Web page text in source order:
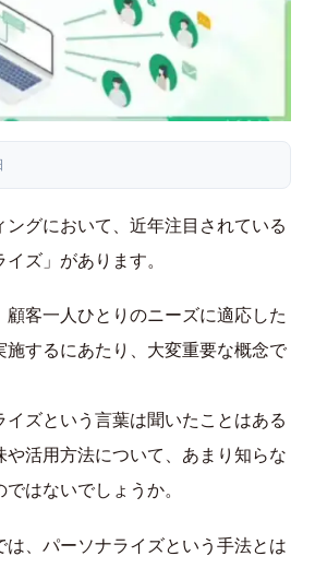
ングにおいて、近年注目されている
ズ」があります。
顧客一人ひとりのニーズに適応した
施するにあたり、大変重要な概念で
イズという言葉は聞いたことはある
や活用方法について、あまり知らな
はないでしょうか。
は、パーソナライズという手法とは